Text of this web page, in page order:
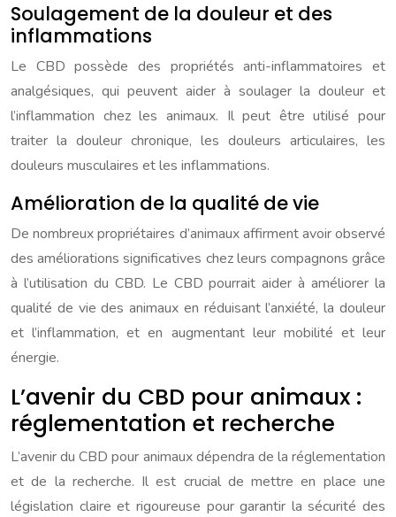
Soulagement de la douleur et des
inflammations
Le CBD possède des propriétés anti-inflammatoires et
analgésiques, qui peuvent aider à soulager la douleur et
l’inflammation chez les animaux. Il peut être utilisé pour
traiter la douleur chronique, les douleurs articulaires, les
douleurs musculaires et les inflammations.
Amélioration de la qualité de vie
De nombreux propriétaires d’animaux affirment avoir observé
des améliorations significatives chez leurs compagnons grâce
à l’utilisation du CBD. Le CBD pourrait aider à améliorer la
qualité de vie des animaux en réduisant l’anxiété, la douleur
et l’inflammation, et en augmentant leur mobilité et leur
énergie.
L’avenir du CBD pour animaux :
réglementation et recherche
L’avenir du CBD pour animaux dépendra de la réglementation
et de la recherche. Il est crucial de mettre en place une
législation claire et rigoureuse pour garantir la sécurité des